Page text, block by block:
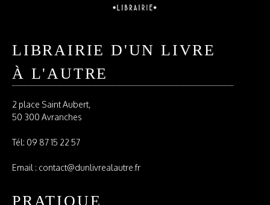
LIBRAIRIE D'UN LIVRE
À L'AUTRE
2 place Saint Aubert,
50 300 Avranches
Tél: 09 87 15 22 57
Email : contact@dunlivrealautre.fr
PRATIQUE